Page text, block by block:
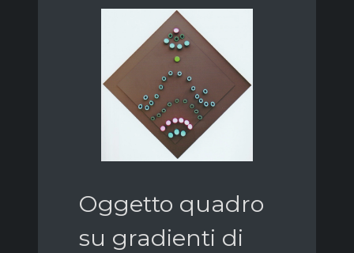
Oggetto quadro
su gradienti di